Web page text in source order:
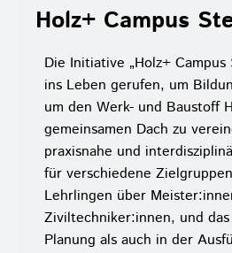
Holz+ Campus
Die Initiative „Holz+
ins Leben gerufen, um
um den Werk- und Baustoff
gemeinsamen Dach zu
praxisnahe und
für verschiedene
Lehrlingen über
Ziviltechniker:innen, und
Planung als auch in der